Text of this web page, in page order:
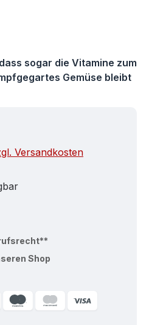
sogar die Vitamine zum
Gemüse bleibt
Versandkosten
Shop